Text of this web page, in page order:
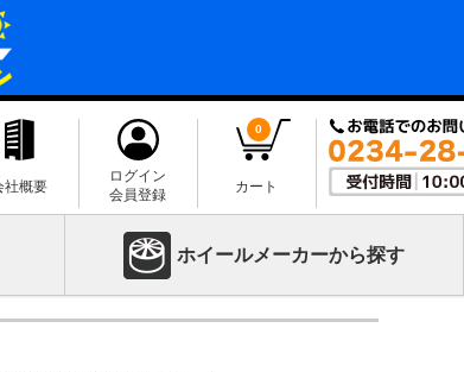
社概要
ログイン
会員登録
0
カート
ホイールメーカーから探す